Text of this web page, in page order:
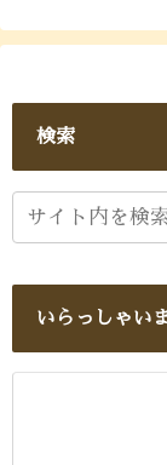
検索
いらっしゃい